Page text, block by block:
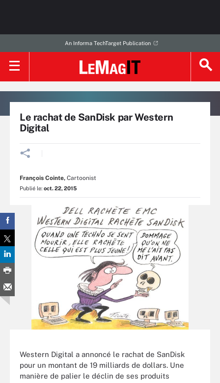
An Informa TechTarget Publication
Le rachat de SanDisk par Western
Digital
François Cointe, Cartoonist
Publié le: oct. 22, 2015
Western Digital a annoncé le rachat de SanDisk
pour un montant de 19 milliards de dollars. Une
manière de palier le déclin de ses produits